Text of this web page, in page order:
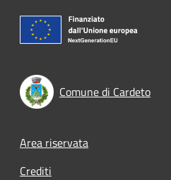
Comune di Cardeto
Footer menu
Area riservata
Crediti